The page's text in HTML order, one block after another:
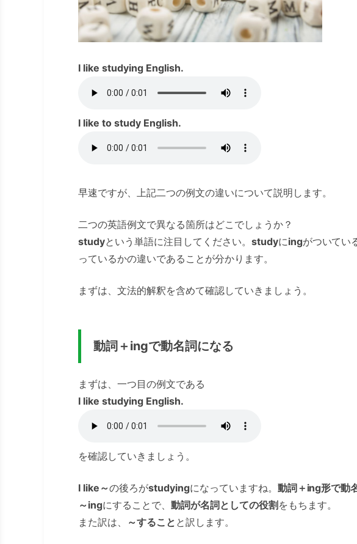
I like studying English.
I like to study English.
早速ですが、上記二つの例文の違いについて説明します。
二つの英語例文で異なる箇所はどこでしょうか？
studyという単語に注目してください。 studyにingがついてい
っているかの違いであることが分かります。
まずは、文法的解釈を含めて確認していきましょう。
動詞＋ingで動名詞になる
まずは、一つ目の例文である
I like studying English.
を確認していきましょう。
I like～の後ろがstudyingになっていますね。 動詞＋ing形で動
～ingにすることで、 動詞が名詞としての役割 をもちます。
また訳は、
～すること と訳します。